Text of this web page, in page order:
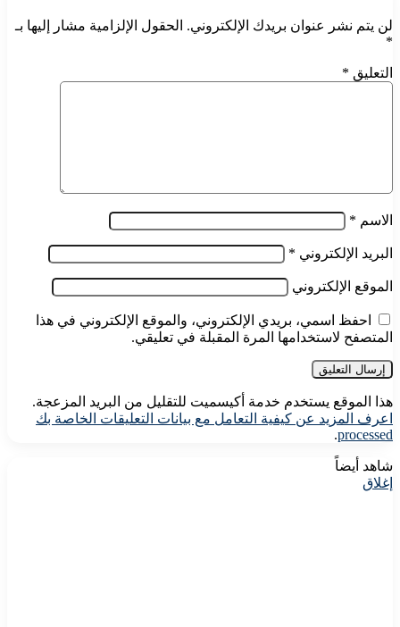
لن يتم نشر عنوان بريدك الإلكتروني. الحقول الإلزامية مشار إليها بـ
*
التعليق *
الاسم *
البريد الإلكتروني *
الموقع الإلكتروني
احفظ اسمي، بريدي الإلكتروني، والموقع الإلكتروني في هذا
المتصفح لاستخدامها المرة المقبلة في تعليقي.
هذا الموقع يستخدم خدمة أكيسميت للتقليل من البريد المزعجة.
اعرف المزيد عن كيفية التعامل مع بيانات التعليقات الخاصة بك
processed
.
شاهد أيضاً
إغلاق